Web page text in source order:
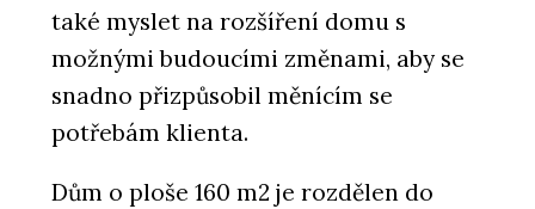
také myslet na rozšíření domu s
možnými budoucími změnami, aby se
snadno přizpůsobil měnícím se
potřebám klienta.
Dům o ploše 160 m2 je rozdělen do